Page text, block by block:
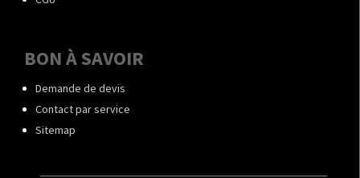
BON À SAVOIR
Demande de devis
Contact par service
Sitemap